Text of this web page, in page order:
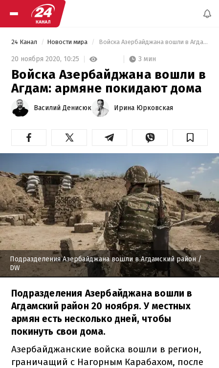
24 Канал Новости мира Войска Азербайджана вошли в Агдам: армяне покидают дома
20 ноября 2020, 10:25 3 мин
Войска Азербайджана вошли в
Агдам: армяне покидают дома
Василий Денисюк Ирина Юрковская
Подразделения Азербайджана вошли в Агдамский район/
DW
Подразделения Азербайджана вошли в
Агдамский район 20 ноября. У местных
армян есть несколько дней, чтобы
покинуть свои дома.
Азербайджанские войска вошли в регион,
граничащий с Нагорным Карабахом, после